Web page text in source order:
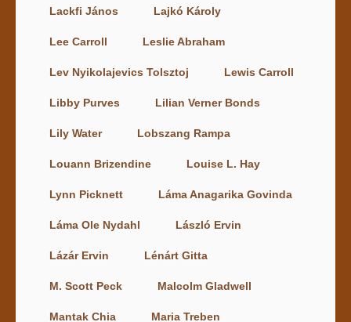
Lackfi János Lajkó Károly
Lee Carroll Leslie Abraham
Lev Nyikolajevics Tolsztoj Lewis Carroll
Libby Purves Lilian Verner Bonds
Lily Water Lobszang Rampa
Louann Brizendine Louise L. Hay
Lynn Picknett Láma Anagarika Govinda
Láma Ole Nydahl László Ervin
Lázár Ervin Lénárt Gitta
M. Scott Peck Malcolm Gladwell
Mantak Chia Maria Treben